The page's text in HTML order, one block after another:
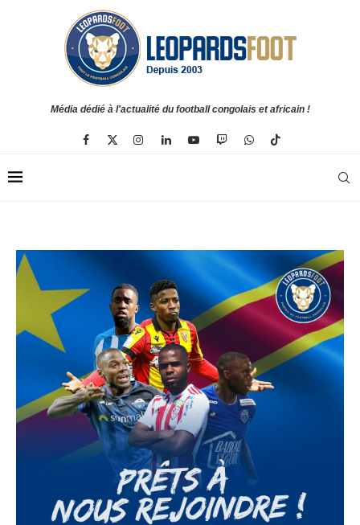
Média dédié à l'actualité du football congolais et africain !